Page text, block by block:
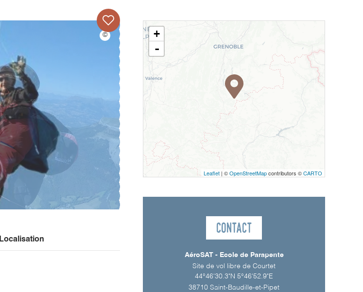
Localisation
+
-
Leaflet | ©OpenStreetMapcontributors ©CARTO
Contact
AéroSAT - Ecole de Parapente
Site de vol libre de Courtet
44°46'30.3"N 5°46'52.9"E
38710 Saint-Baudille-et-Pipet